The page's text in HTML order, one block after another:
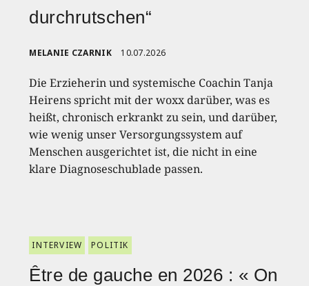
durchrutschen“
MELANIE CZARNIK 10.07.2026
Die Erzieherin und systemische Coachin Tanja
Heirens spricht mit der woxx darüber, was es
heißt, chronisch erkrankt zu sein, und darüber,
wie wenig unser Versorgungssystem auf
Menschen ausgerichtet ist, die nicht in eine
klare Diagnoseschublade passen.
INTERVIEW POLITIK
Être de gauche en 2026 : « On